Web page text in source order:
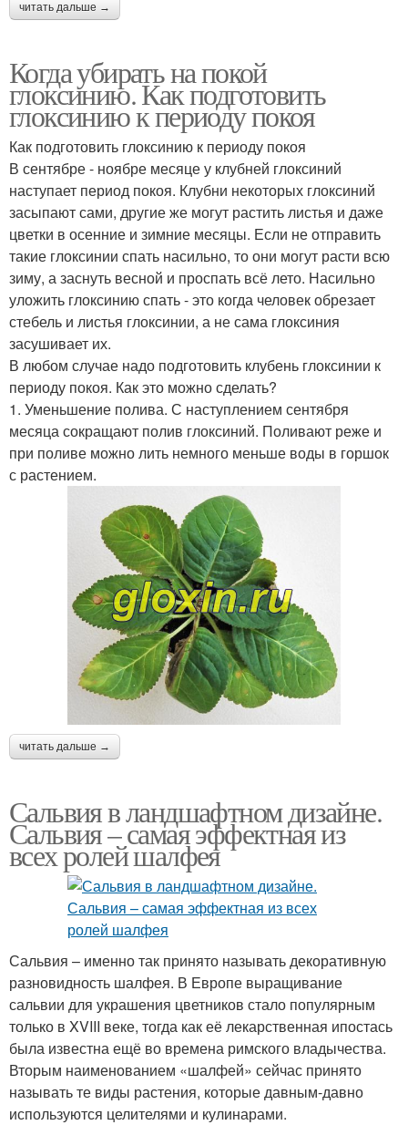
читать дальше →
Когда убирать на покой
глоксинию. Как подготовить
глоксинию к периоду покоя
Как подготовить глоксинию к периоду покоя
В сентябре - ноябре месяце у клубней глоксиний
наступает период покоя. Клубни некоторых глоксиний
засыпают сами, другие же могут растить листья и даже
цветки в осенние и зимние месяцы. Если не отправить
такие глоксинии спать насильно, то они могут расти всю
зиму, а заснуть весной и проспать всё лето. Насильно
уложить глоксинию спать - это когда человек обрезает
стебель и листья глоксинии, а не сама глоксиния
засушивает их.
В любом случае надо подготовить клубень глоксинии к
периоду покоя. Как это можно сделать?
1. Уменьшение полива. С наступлением сентября
месяца сокращают полив глоксиний. Поливают реже и
при поливе можно лить немного меньше воды в горшок
с растением.
читать дальше →
Сальвия в ландшафтном дизайне.
Сальвия – самая эффектная из
всех ролей шалфея
Сальвия – именно так принято называть декоративную
разновидность шалфея. В Европе выращивание
сальвии для украшения цветников стало популярным
только в XVIII веке, тогда как её лекарственная ипостась
была известна ещё во времена римского владычества.
Вторым наименованием «шалфей» сейчас принято
называть те виды растения, которые давным-давно
используются целителями и кулинарами.